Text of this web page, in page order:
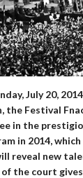
July 20, 2014
Festival
in the
in 2014,
reveal new
the court